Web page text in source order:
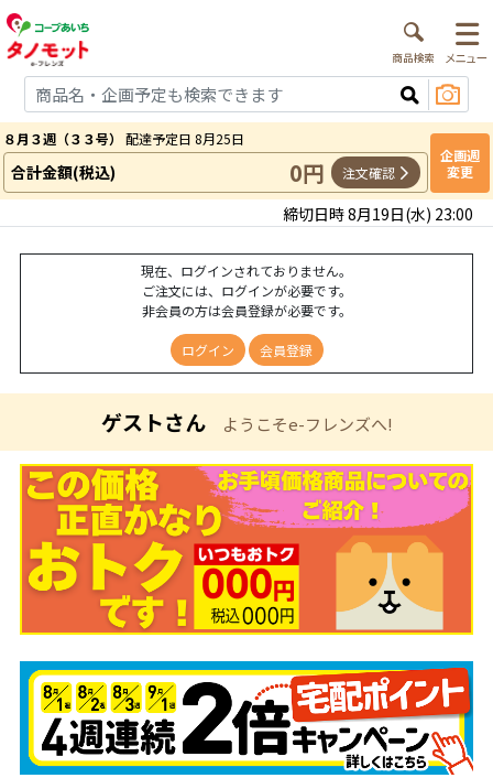
８月３週（３３号） 配達予定日 8月25日
合計金額(税込) 0円 注文確認
企画週
変更
締切日時 8月19日(水) 23:00
現在、ログインされておりません。
ご注文には、ログインが必要です。
非会員の方は会員登録が必要です。
ログイン 会員登録
ゲストさんようこそe-フレンズへ!